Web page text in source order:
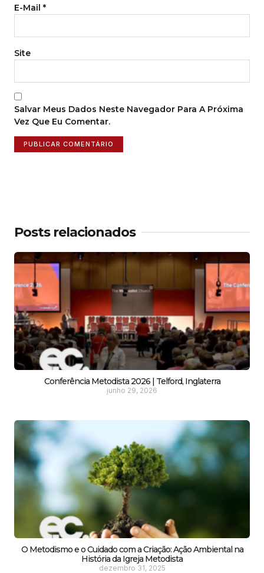
E-Mail *
Site
Salvar Meus Dados Neste Navegador Para A Próxima
Vez Que Eu Comentar.
Posts relacionados
Conferência Metodista 2026 | Telford, Inglaterra
junho 29, 2026
O Metodismo e o Cuidado com a Criação: Ação Ambiental na
História da Igreja Metodista
dezembro 31, 2025